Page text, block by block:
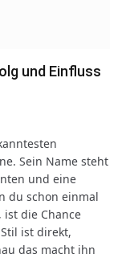
und Einfluss
Sein Name steht
und eine
du schon einmal
die Chance
ist direkt,
das macht ihn